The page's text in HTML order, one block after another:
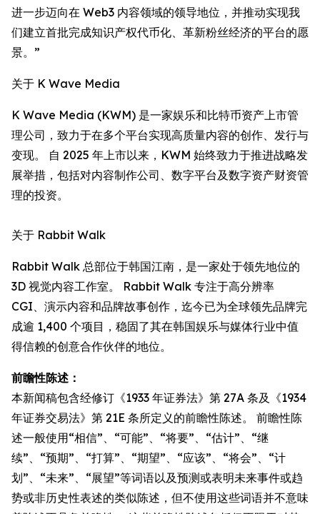
进一步迈向在 Web3 内容领域的领导地位，并推动实现我
们建立首批完成知识产权代币化、革新粉丝经济的平台的愿
景。”
关于 K Wave Media
K Wave Media (KWM) 是一家娱乐和比特币资产上市管
理公司，致力于在多个平台实现高质量内容的创作、发行与
变现。 自 2025 年上市以来，KWM 始终致力于推进战略发
展举措，包括对内容制作公司、数字平台及数字资产财资管
理的投资。
关于 Rabbit Walk
Rabbit Walk 总部位于韩国江南，是一家处于领先地位的
3D 视觉内容工作室。 Rabbit Walk 专注于高分辨率
CGI、演示内容和品牌故事创作，迄今已为全球领先品牌完
成逾 1,400 个项目，稳固了其在韩国娱乐与媒体行业中值
得信赖的创意合作伙伴的地位。
前瞻性陈述：
本新闻稿包含经修订《1933 年证券法》第 27A 条及《1934
年证券交易法》第 21E 条所定义的前瞻性陈述。 前瞻性陈
述一般使用“相信”、“可能”、“将要”、“估计”、“继
续”、“预期”、“打算”、“期望”、“应该”、“将会”、“计
划”、“未来”、“展望”等词语以及预测或表明未来事件或趋
势或非历史性表述的类似陈述，但不使用这些词语并不意味